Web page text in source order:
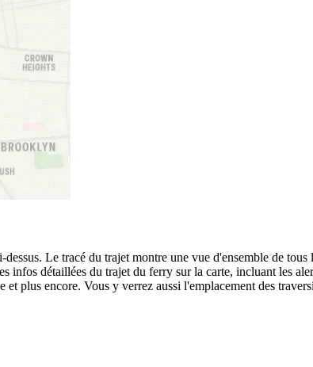
Le tracé du trajet montre une vue d'ensemble de
infos détaillées du trajet du ferry sur la carte, incluant les
et plus encore. Vous y verrez aussi l'emplacement des